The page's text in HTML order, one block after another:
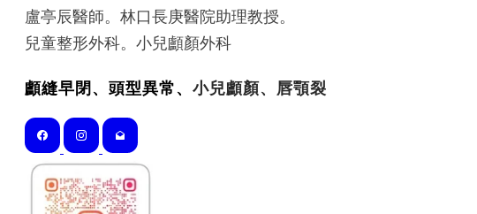
盧亭辰醫師。林口長庚醫院助理教授。
​兒童整形外科。小兒顱顏外科
顱縫早閉、頭型異常、 小兒顱顏、唇顎裂